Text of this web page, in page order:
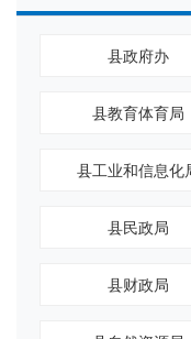
县政府办
县教育体育局
县工业和信息化
县民政局
县财政局